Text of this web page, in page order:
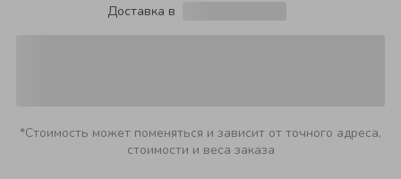
Доставка в
*Стоимость может поменяться и зависит от точного адреса,
стоимости и веса заказа